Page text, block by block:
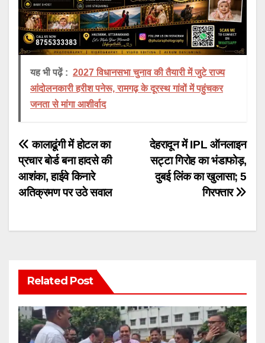
यह भी पढ़ें : 2027 विधानसभा चुनाव की तैयारी में जुटे राज्य
आंदोलनकारी हरीश पनेरू, रामगढ़ के दूरस्थ गांवों में पहुंचकर
जनता से मांगा आशीर्वाद
Post
navigation
देहरादून में IPL ऑनलाइन
सट्टा गिरोह का भंडाफोड़,
दुबई लिंक का खुलासा; 5
गिरफ्तार
कालाढूंगी में होटल का
प्रचार बोर्ड बना हादसे की
आशंका, हाईवे किनारे
अतिक्रमण पर उठे सवाल
Related Post